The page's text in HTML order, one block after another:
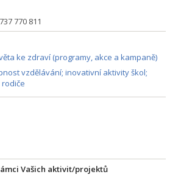
770 811
ke zdraví (programy, akce a kampaně)
vzdělávání; inovativní aktivity škol;
Vašich aktivit/projektů